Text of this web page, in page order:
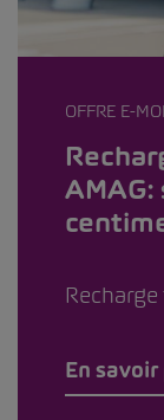
OFFRE E-
En savoir